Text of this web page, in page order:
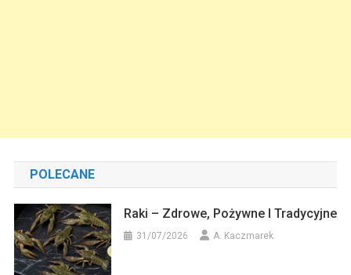
POLECANE
Raki – Zdrowe, Pożywne I Tradycyjne
31/07/2026 A. Kaczmarek